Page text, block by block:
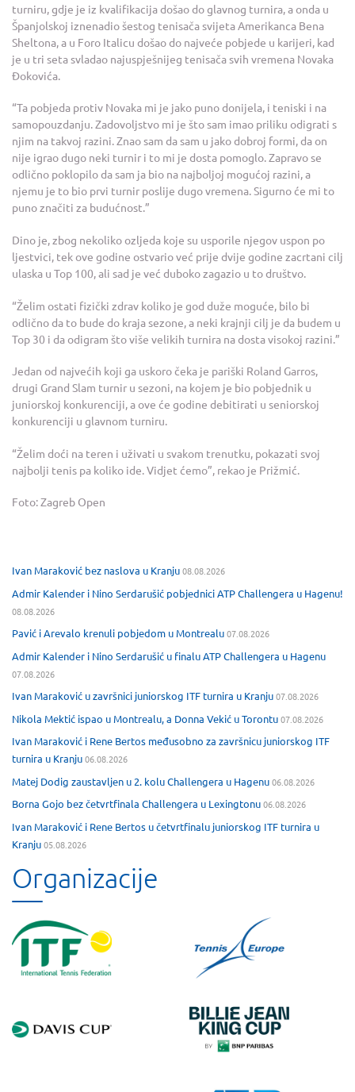
turniru, gdje je iz kvalifikacija došao do glavnog turnira, a onda u
Španjolskoj iznenadio šestog tenisača svijeta Amerikanca Bena
Sheltona, a u Foro Italicu došao do najveće pobjede u karijeri, kad
je u tri seta svladao najuspješnijeg tenisača svih vremena Novaka
Đokovića.
“Ta pobjeda protiv Novaka mi je jako puno donijela, i teniski i na
samopouzdanju. Zadovoljstvo mi je što sam imao priliku odigrati s
njim na takvoj razini. Znao sam da sam u jako dobroj formi, da on
nije igrao dugo neki turnir i to mi je dosta pomoglo. Zapravo se
odlično poklopilo da sam ja bio na najboljoj mogućoj razini, a
njemu je to bio prvi turnir poslije dugo vremena. Sigurno će mi to
puno značiti za budućnost.”
Dino je, zbog nekoliko ozljeda koje su usporile njegov uspon po
ljestvici, tek ove godine ostvario već prije dvije godine zacrtani cilj
ulaska u Top 100, ali sad je već duboko zagazio u to društvo.
“Želim ostati fizički zdrav koliko je god duže moguće, bilo bi
odlično da to bude do kraja sezone, a neki krajnji cilj je da budem u
Top 30 i da odigram što više velikih turnira na dosta visokoj razini.”
Jedan od najvećih koji ga uskoro čeka je pariški Roland Garros,
drugi Grand Slam turnir u sezoni, na kojem je bio pobjednik u
juniorskoj konkurenciji, a ove će godine debitirati u seniorskoj
konkurenciji u glavnom turniru.
“Želim doći na teren i uživati u svakom trenutku, pokazati svoj
najbolji tenis pa koliko ide. Vidjet ćemo”, rekao je Prižmić.
Foto: Zagreb Open
Ivan Maraković bez naslova u Kranju08.08.2026
Admir Kalender i Nino Serdarušić pobjednici ATP Challengera u Hagenu!
08.08.2026
Pavić i Arevalo krenuli pobjedom u Montrealu07.08.2026
Admir Kalender i Nino Serdarušić u finalu ATP Challengera u Hagenu
07.08.2026
Ivan Maraković u završnici juniorskog ITF turnira u Kranju07.08.2026
Nikola Mektić ispao u Montrealu, a Donna Vekić u Torontu07.08.2026
Ivan Maraković i Rene Bertos međusobno za završnicu juniorskog ITF
turnira u Kranju06.08.2026
Matej Dodig zaustavljen u 2. kolu Challengera u Hagenu06.08.2026
Borna Gojo bez četvrtfinala Challengera u Lexingtonu06.08.2026
Ivan Maraković i Rene Bertos u četvrtfinalu juniorskog ITF turnira u
Kranju05.08.2026
Organizacije